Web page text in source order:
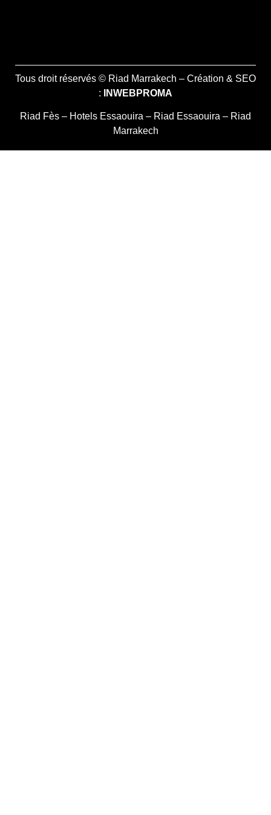
Tous droit réservés © Riad Marrakech – Création & SEO
:
INWEBPROMA
Riad Fès – Hotels Essaouira – Riad Essaouira – Riad
Marrakech